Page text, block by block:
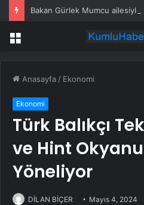
Bakan Gürlek Mumcu ailesiyle
Menü
Anasayfa / Ekonomi
Ekonomi
Türk Balıkçı
ve Hint
Yöneliyor
DİLAN BİÇER Mayıs 4, 2024